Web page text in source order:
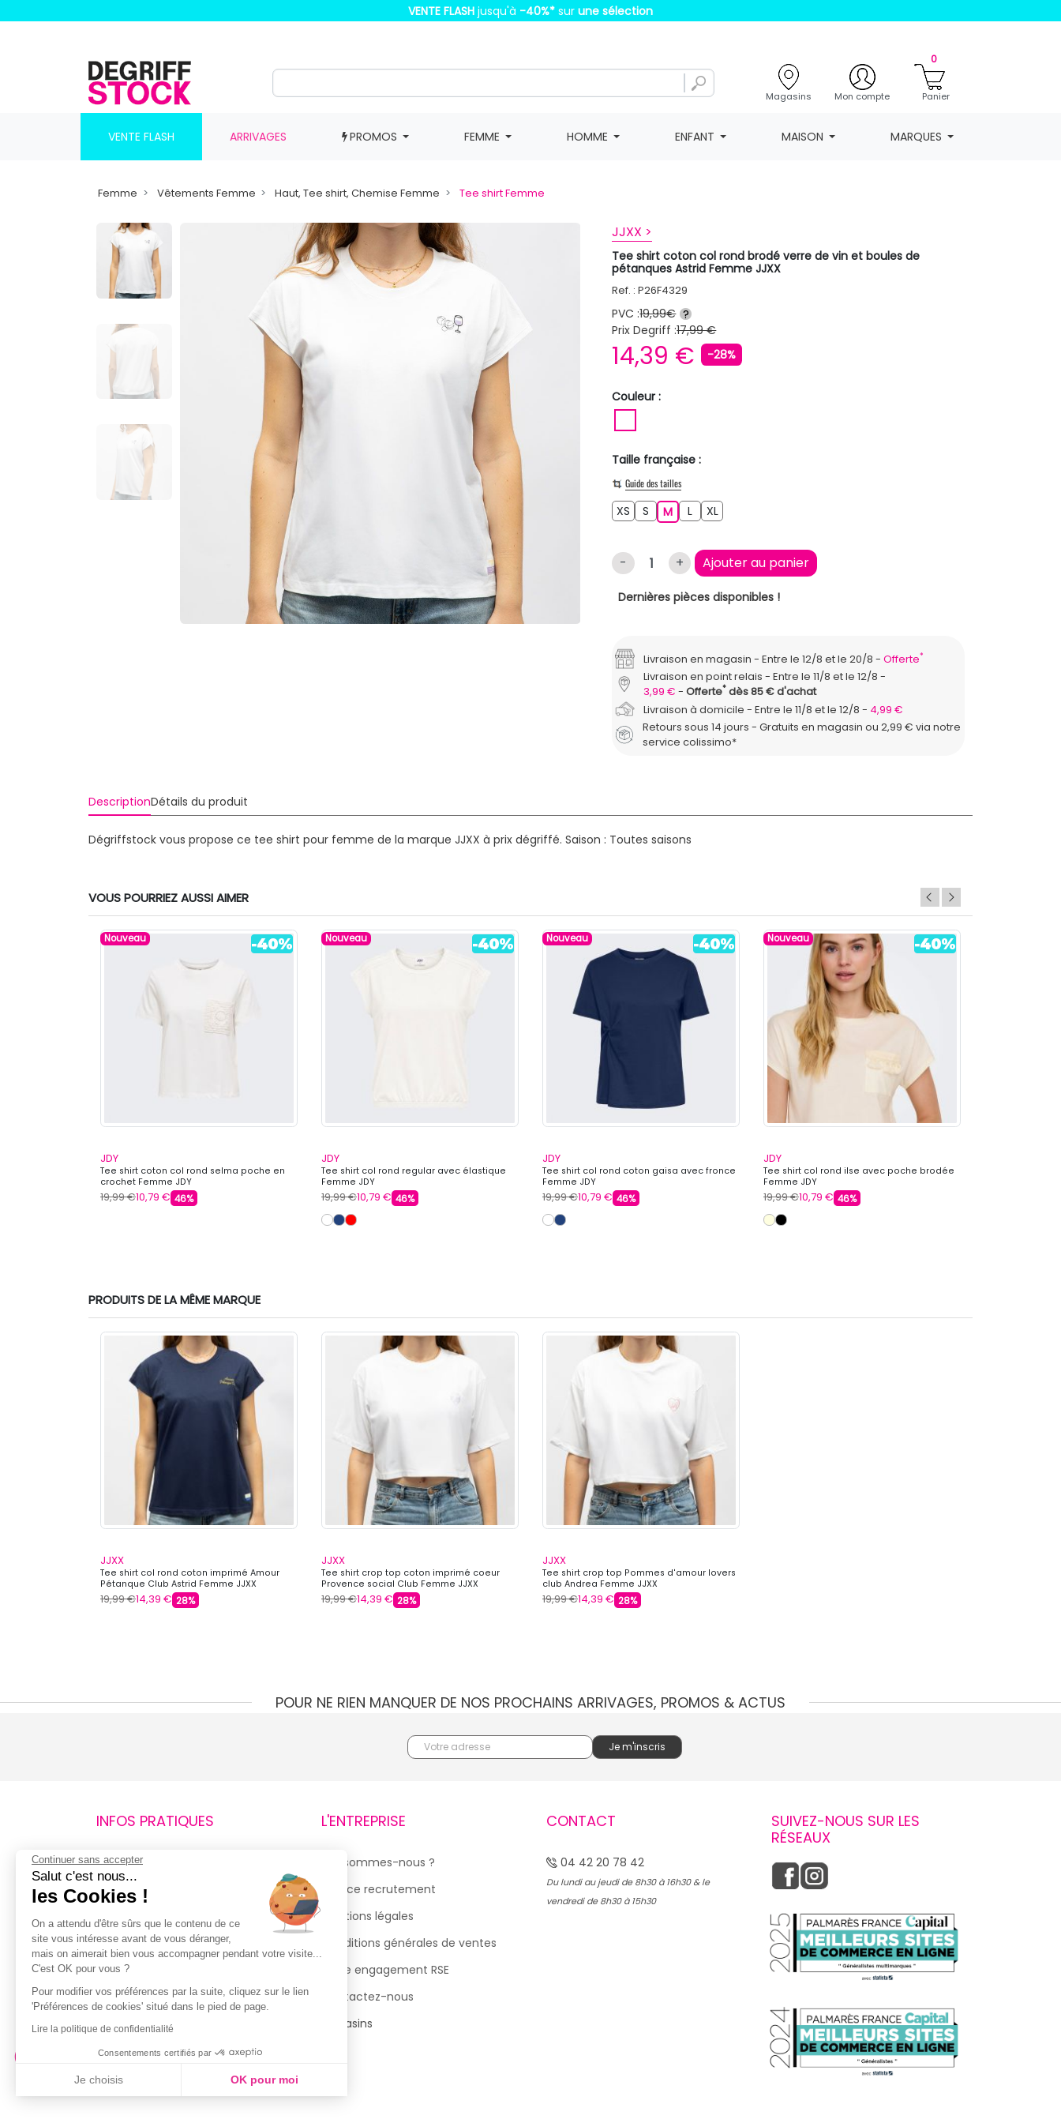
VENTE FLASH jusqu'à -40%* sur une sélection
Magasins Mon compte
0
Panier
VENTE FLASH ARRIVAGES PROMOS FEMME HOMME ENFANT MAISON MARQUES
Femme Vêtements Femme Haut, Tee shirt, Chemise Femme Tee shirt Femme
JJXX >
Tee shirt coton col rond brodé verre de vin et boules de
pétanques Astrid Femme JJXX
Ref. : P26F4329
PVC :19,99€ ?
Prix Degriff :17,99 €
14,39 € -28%
Couleur :
Taille française :
Guide des tailles
XS XSS MM LL XLXL
- + Ajouter au panier
Dernières pièces disponibles !
Livraison en magasin Entre le 12/8 et le 20/8 Offerte*
Livraison en point relais
Entre le 11/8 et le 12/8
3,99 €
Offerte*dès 85 € d'achat
Livraison à domicile
Entre le 11/8 et le 12/8
4,99 €
Retours sous 14 jours - Gratuits en magasin ou 2,99 € via notre
service colissimo*
DescriptionDétails du produit
Dégriffstock vous propose ce tee shirt pour femme de la marque JJXX à prix dégriffé. Saison : Toutes saisons
VOUS POURRIEZ AUSSI AIMER
Nouveau
JDY
Tee shirt coton col rond selma poche en
crochet Femme JDY
19,99 €10,79 € 46%
Nouveau
JDY
Tee shirt col rond regular avec élastique
Femme JDY
19,99 €10,79 € 46%
Nouveau
JDY
Tee shirt col rond coton gaisa avec fronce
Femme JDY
19,99 €10,79 € 46%
Nouveau
JDY
Tee shirt col rond ilse avec poche brodée
Femme JDY
19,99 €10,79 € 46%
PRODUITS DE LA MÊME MARQUE
JJXX
Tee shirt col rond coton imprimé Amour
Pétanque Club Astrid Femme JJXX
19,99 €14,39 € 28%
JJXX
Tee shirt crop top coton imprimé coeur
Provence social Club Femme JJXX
19,99 €14,39 € 28%
JJXX
Tee shirt crop top Pommes d'amour lovers
club Andrea Femme JJXX
19,99 €14,39 € 28%
POUR NE RIEN MANQUER DE NOS PROCHAINS ARRIVAGES, PROMOS & ACTUS
INFOS PRATIQUES
Retours et remboursements
Suivi de commande
Livraisons
Guide des tailles
Politique de confidentialité
Conditions générales d’utilisation
de la Carte de Fidélité
L'ENTREPRISE
Qui sommes-nous ?
Espace recrutement
Mentions légales
Conditions générales de ventes
Notre engagement RSE
Contactez-nous
Magasins
CONTACT
04 42 20 78 42
Du lundi au jeudi de 8h30 à 16h30 & le
vendredi de 8h30 à 15h30
SUIVEZ-NOUS SUR LES
RÉSEAUX
Continuer sans accepter
Salut c'est nous...
les Cookies !
On a attendu d'être sûrs que le contenu de ce
site vous intéresse avant de vous déranger,
mais on aimerait bien vous accompagner pendant votre visite...
C'est OK pour vous ?
Pour modifier vos préférences par la suite, cliquez sur le lien
'Préférences de cookies' situé dans le pied de page.
Lire la politique de confidentialité
Consentements certifiés par
Je choisis OK pour moi